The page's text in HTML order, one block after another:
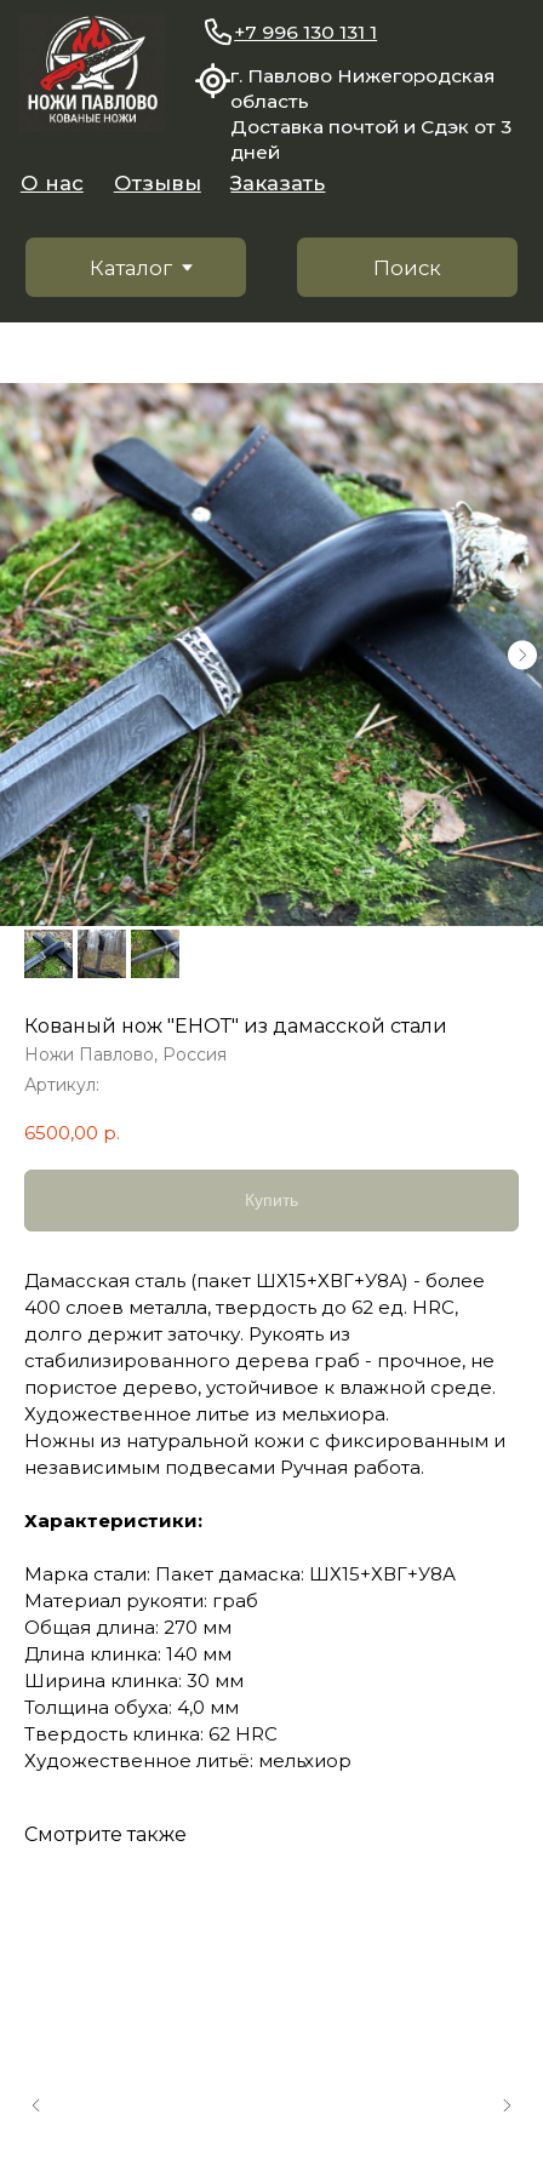
область
Доставка почтой и Сдэк от 3
Поиск
Каталог
Заказать
+7 996 130 131 1
Кованый нож "ЕНОТ" из дамасской стали
Ножи Павлово, Россия
Артикул:
6500,00 р.
Купить
Дамасская сталь (пакет ШХ15+ХВГ+У8А) - более
400 слоев металла, твердость до 62 ед. HRC,
долго держит заточку. Рукоять из
стабилизированного дерева граб - прочное, не
пористое дерево, устойчивое к влажной среде.
Художественное литье из мельхиора.
Ножны из натуральной кожи с фиксированным и
независимым подвесами Ручная работа.
Характеристики:
Марка стали: Пакет дамаска: ШХ15+ХВГ+У8А
Материал рукояти: граб
Общая длина: 270 мм
Длина клинка: 140 мм
Ширина клинка: 30 мм
Толщина обуха: 4,0 мм
Твердость клинка: 62 HRC
Художественное литьё: мельхиор
Смотрите также
оставьте запрос на звонок менеджера